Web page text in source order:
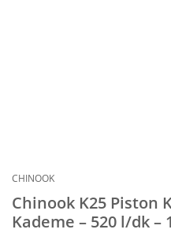
CHINOOK
Chinook K25 Piston
Kademe – 520 l/dk –